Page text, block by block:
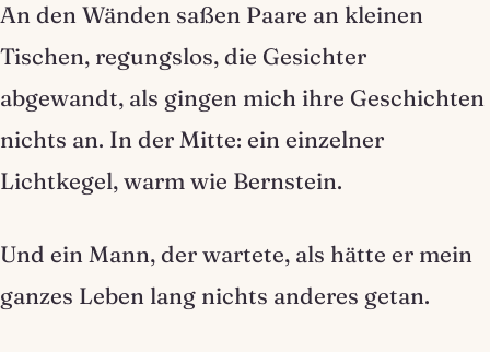
An den Wänden saßen Paare an kleinen
Tischen, regungslos, die Gesichter
abgewandt, als gingen mich ihre Geschichten
nichts an. In der Mitte: ein einzelner
Lichtkegel, warm wie Bernstein.
Und ein Mann, der wartete, als hätte er mein
ganzes Leben lang nichts anderes getan.